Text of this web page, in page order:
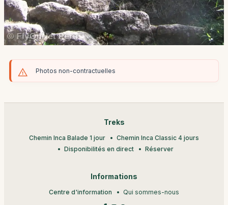
Photos non-contractuelles
Treks
Chemin Inca Balade 1 jour
Chemin Inca Classic 4 jours
Disponibilités en direct
Réserver
Informations
Centre d'information Qui sommes-nous